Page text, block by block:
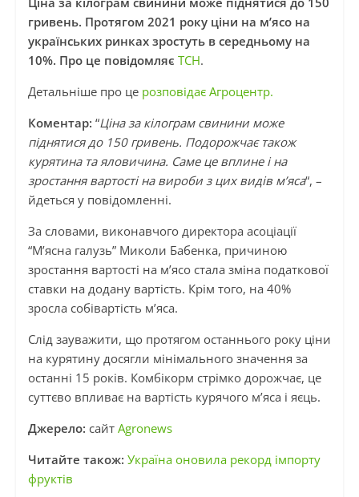
гривень. Протягом 2021 року ціни на м’ясо на
українських ринках зростуть в середньому на
10%. Про це повідомляє ТСН.
Детальніше про це розповідає Агроцентр.
Коментар: “Ціна за кілограм свинини може
піднятися до 150 гривень. Подорожчає також
курятина та яловичина. Саме це вплине і на
зростання вартості на вироби з цих видів м’яса“, –
йдеться у повідомленні.
За словами, виконавчого директора асоціації
“М’ясна галузь” Миколи Бабенка, причиною
зростання вартості на м’ясо стала зміна податкової
ставки на додану вартість. Крім того, на 40%
зросла собівартість м’яса.
Слід зауважити, що протягом останнього року ціни
на курятину досягли мінімального значення за
останні 15 років. Комбікорм стрімко дорожчає, це
суттєво впливає на вартість курячого м’яса і яєць.
Джерело: сайт Agronews
Читайте також: Україна оновила рекорд імпорту
фруктів